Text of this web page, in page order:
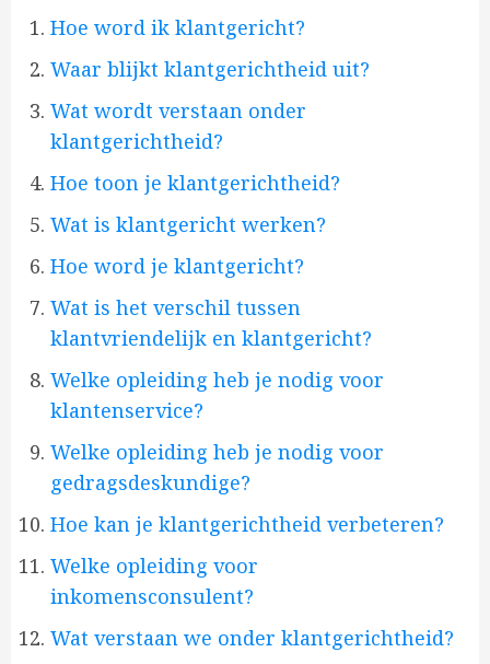
Hoe word ik klantgericht?
Waar blijkt klantgerichtheid uit?
Wat wordt verstaan onder
klantgerichtheid?
Hoe toon je klantgerichtheid?
Wat is klantgericht werken?
Hoe word je klantgericht?
Wat is het verschil tussen
klantvriendelijk en klantgericht?
Welke opleiding heb je nodig voor
klantenservice?
Welke opleiding heb je nodig voor
gedragsdeskundige?
Hoe kan je klantgerichtheid verbeteren?
Welke opleiding voor
inkomensconsulent?
Wat verstaan we onder klantgerichtheid?